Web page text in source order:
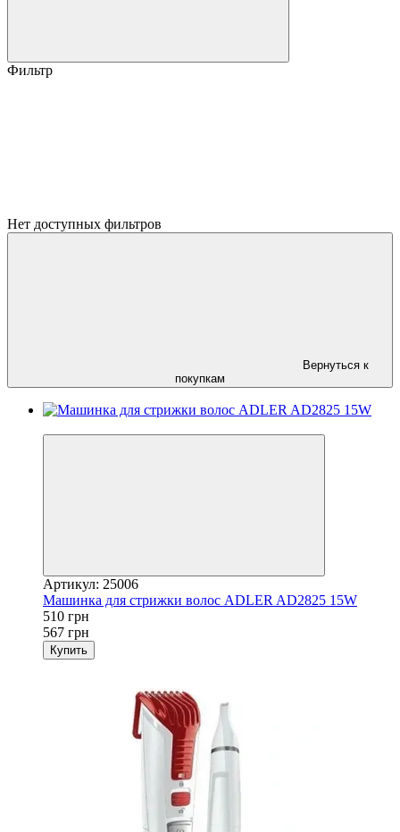
Фильтр
Нет доступных фильтров
Вернуться к
покупкам
Артикул: 25006
Машинка для стрижки волос ADLER AD2825 15W
510 грн
567 грн
Купить